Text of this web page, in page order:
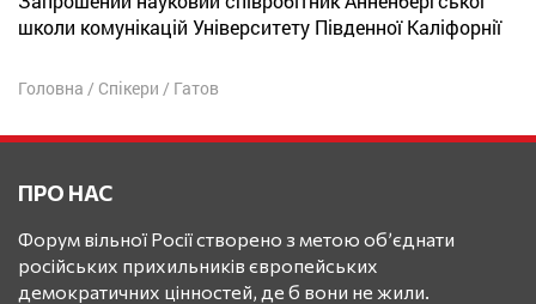
школи комунікацій Університету Південної Каліфорнії
Головна / Спікери / Гатов
ПРО НАС
Форум вільної Росії створено з метою об’єднати
російських прихильників європейських
демократичних цінностей, де б вони не жили.